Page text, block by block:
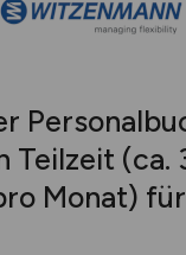
Teilzeit (ca.
Monat)